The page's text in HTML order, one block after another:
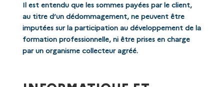
Il est entendu que les sommes payées par le client,
au titre d’un dédommagement, ne peuvent être
imputées sur la participation au développement de la
formation professionnelle, ni être prises en charge
par un organisme collecteur agréé.